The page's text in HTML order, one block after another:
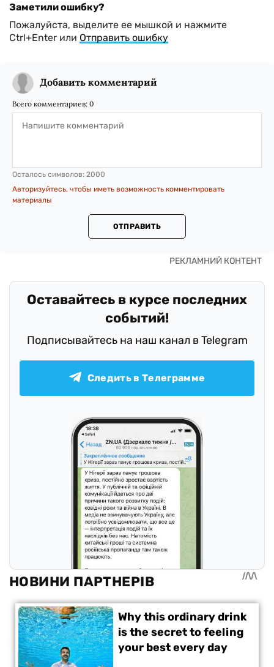
Заметили ошибку?
Пожалуйста, выделите ее мышкой и нажмите
Ctrl+Enter или Отправить ошибку
Добавить комментарий
Всего комментариев: 0
Осталось символов: 2000
Авторизуйтесь, чтобы иметь возможность комментировать
материалы
ОТПРАВИТЬ
Оставайтесь в курсе последних
событий!
Подписывайтесь на наш канал в Telegram
Следить в Телеграмме